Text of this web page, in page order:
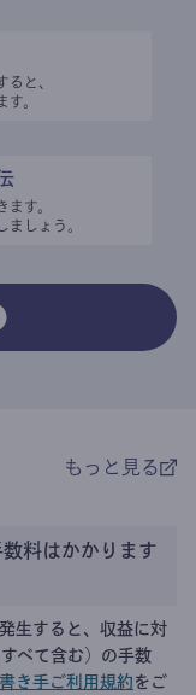
ると、
。
す。
ましょう。
もっと見る
料はかかります
生すると、収益に対
べて含む）の手数
書き手ご利用規約 をご